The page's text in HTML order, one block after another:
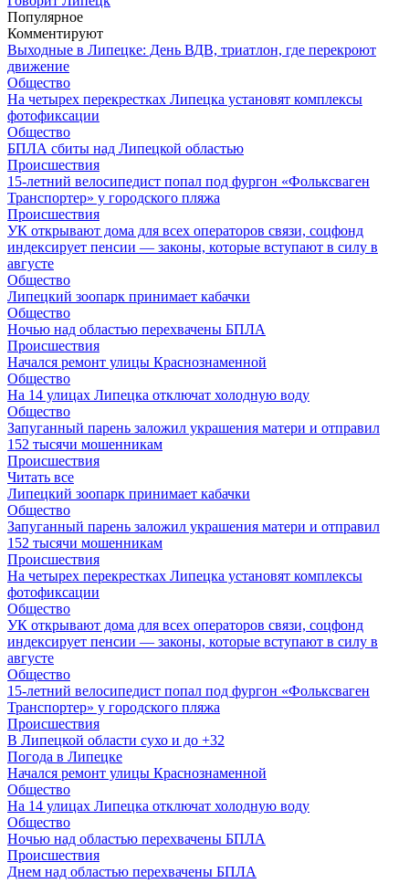
Популярное
Комментируют
Выходные в Липецке: День ВДВ, триатлон, где перекроют
движение
Общество
На четырех перекрестках Липецка установят комплексы
фотофиксации
Общество
БПЛА сбиты над Липецкой областью
Происшествия
15-летний велосипедист попал под фургон «Фольксваген
Транспортер» у городского пляжа
Происшествия
УК открывают дома для всех операторов связи, соцфонд
индексирует пенсии — законы, которые вступают в силу в
августе
Общество
Липецкий зоопарк принимает кабачки
Общество
Ночью над областью перехвачены БПЛА
Происшествия
Начался ремонт улицы Краснознаменной
Общество
На 14 улицах Липецка отключат холодную воду
Общество
Запуганный парень заложил украшения матери и отправил
152 тысячи мошенникам
Происшествия
Читать все
Липецкий зоопарк принимает кабачки
Общество
Запуганный парень заложил украшения матери и отправил
152 тысячи мошенникам
Происшествия
На четырех перекрестках Липецка установят комплексы
фотофиксации
Общество
УК открывают дома для всех операторов связи, соцфонд
индексирует пенсии — законы, которые вступают в силу в
августе
Общество
15-летний велосипедист попал под фургон «Фольксваген
Транспортер» у городского пляжа
Происшествия
В Липецкой области сухо и до +32
Погода в Липецке
Начался ремонт улицы Краснознаменной
Общество
На 14 улицах Липецка отключат холодную воду
Общество
Ночью над областью перехвачены БПЛА
Происшествия
Днем над областью перехвачены БПЛА